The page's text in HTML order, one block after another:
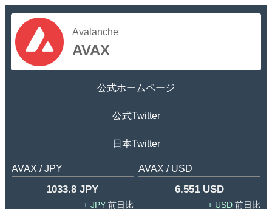
Avalanche
AVAX
公式ホームページ
公式Twitter
日本Twitter
AVAX / JPY
1033.8 JPY
JPY
AVAX / USD
6.551 USD
USD